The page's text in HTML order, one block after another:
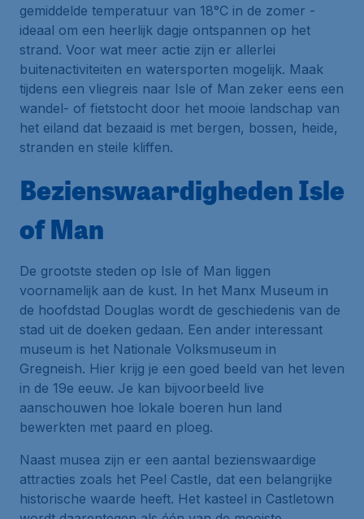
gemiddelde temperatuur van 18°C in de zomer -
ideaal om een heerlijk dagje ontspannen op het
strand. Voor wat meer actie zijn er allerlei
buitenactiviteiten en watersporten mogelijk. Maak
tijdens een vliegreis naar Isle of Man zeker eens een
wandel- of fietstocht door het mooie landschap van
het eiland dat bezaaid is met bergen, bossen, heide,
stranden en steile kliffen.
Bezienswaardigheden Isle
of Man
De grootste steden op Isle of Man liggen
voornamelijk aan de kust. In het Manx Museum in
de hoofdstad Douglas wordt de geschiedenis van de
stad uit de doeken gedaan. Een ander interessant
museum is het Nationale Volksmuseum in
Gregneish. Hier krijg je een goed beeld van het leven
in de 19e eeuw. Je kan bijvoorbeeld live
aanschouwen hoe lokale boeren hun land
bewerkten met paard en ploeg.
Naast musea zijn er een aantal bezienswaardige
attracties zoals het Peel Castle, dat een belangrijke
historische waarde heeft. Het kasteel in Castletown